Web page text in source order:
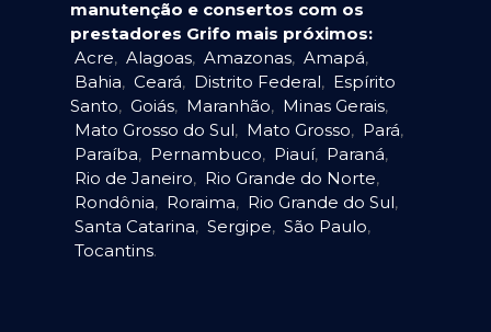
manutenção e consertos com os
prestadores Grifo mais próximos:
Acre, Alagoas, Amazonas, Amapá,
Bahia, Ceará, Distrito Federal, Espírito
Santo, Goiás, Maranhão, Minas Gerais,
Mato Grosso do Sul, Mato Grosso, Pará,
Paraíba, Pernambuco, Piauí, Paraná,
Rio de Janeiro, Rio Grande do Norte,
Rondônia, Roraima, Rio Grande do Sul,
Santa Catarina, Sergipe, São Paulo,
Tocantins.